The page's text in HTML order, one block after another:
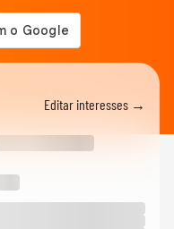
Editar interesses →